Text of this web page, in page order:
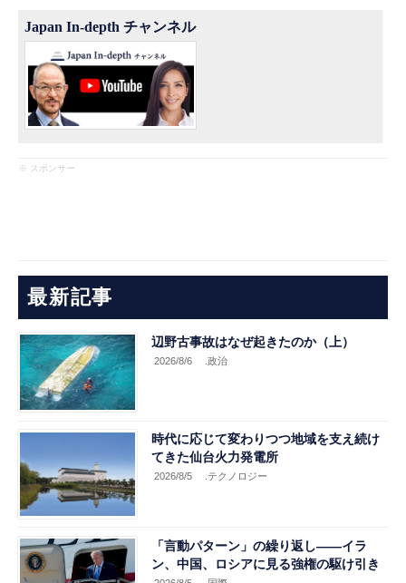
Japan In-depth チャンネル
※ スポンサー
最新記事
辺野古事故はなぜ起きたのか（上）
2026/8/6 .政治
時代に応じて変わりつつ地域を支え続け
てきた仙台火力発電所
2026/8/5 .テクノロジー
「言動パターン」の繰り返し――イラ
ン、中国、ロシアに見る強権の駆け引き